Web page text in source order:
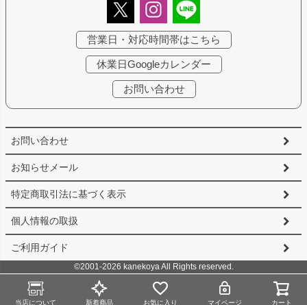
当店について 新着商品 お気に入り マイページ カート
お問い合わせ
お知らせメール
特定商取引法に基づく表示
個人情報の取扱
ご利用ガイド
営業日・対応時間帯はこちら
休業日Googleカレンダー
お問い合わせ
©2001-2026 kanekoya All Rights reserved.